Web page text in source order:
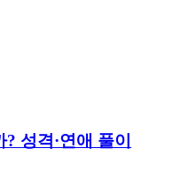
성격·연애 풀이